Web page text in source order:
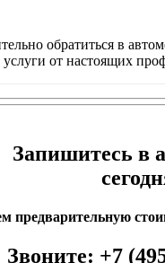
обратиться в
от настоящих
Запишитесь в
предварительную
Звоните: +7